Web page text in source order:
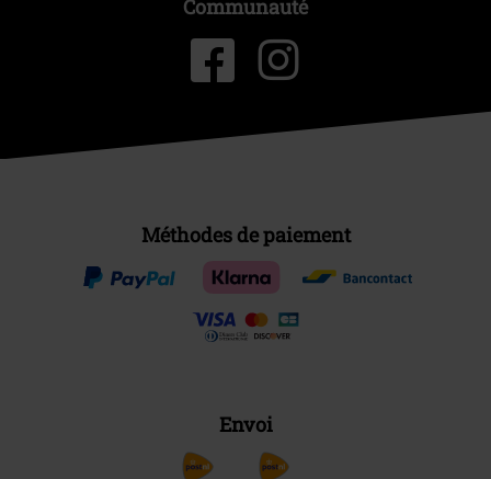
Communauté
Méthodes de paiement
Envoi